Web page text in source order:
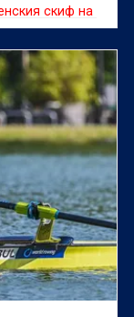
скиф на
19 г. в